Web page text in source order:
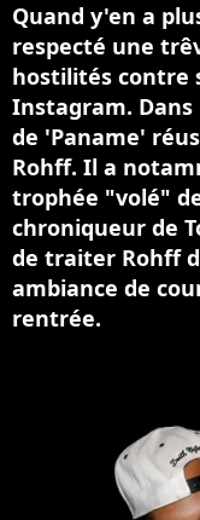
Quand y'en a
respecté une
hostilités contre
Instagram.
de 'Paname'
Rohff. Il a
trophée "volé"
chroniqueur de
de traiter Rohff
ambiance de
rentrée.